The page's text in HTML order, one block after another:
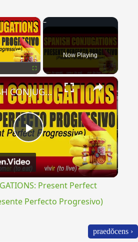
×
Now Playing
×
Play
Video
SPANISH CONJUGATIONS: Present Perfect Progressive (Presente Perfecto Progresivo)
Present Perfect
Perfecto Progresivo)
praedŏcens ›